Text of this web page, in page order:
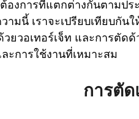
องการที่แตกต่างกันตามป
ามนี้ เราจะเปรียบเทียบกั
วยวอเทอร์เจ็ท และการตั
ะการใช้งานที่เหมาะสม
การตัด